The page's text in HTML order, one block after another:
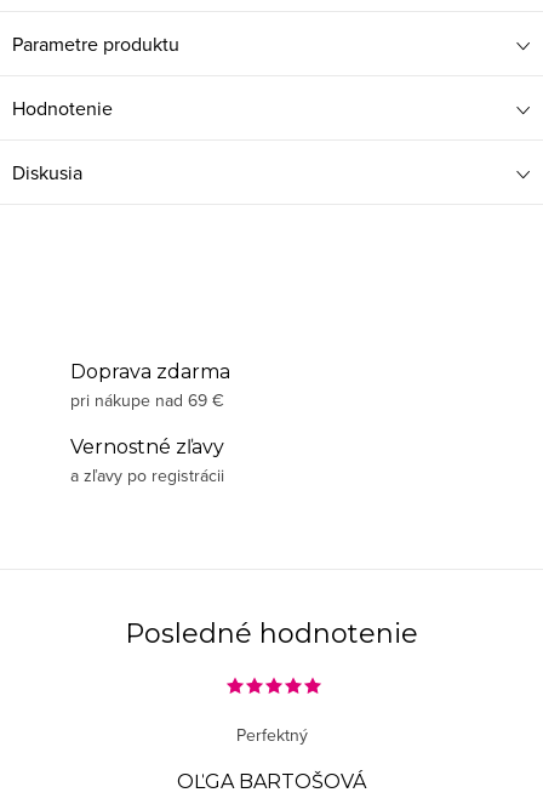
Parametre produktu
Hodnotenie
Diskusia
Doprava zdarma
pri nákupe nad 69 €
Vernostné zľavy
a zľavy po registrácii
Posledné hodnotenie
Perfektný
OĽGA BARTOŠOVÁ